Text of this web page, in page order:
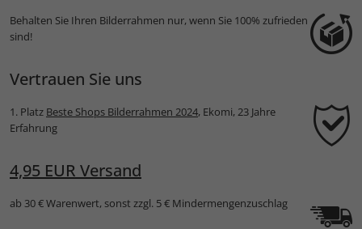
Behalten Sie Ihren Bilderrahmen nur, wenn Sie 100% zufrieden
sind!
Vertrauen Sie uns
1. Platz Beste Shops Bilderrahmen 2024, Ekomi, 23 Jahre
Erfahrung
4,95 EUR Versand
ab 30 € Warenwert, sonst zzgl. 5 € Mindermengenzuschlag